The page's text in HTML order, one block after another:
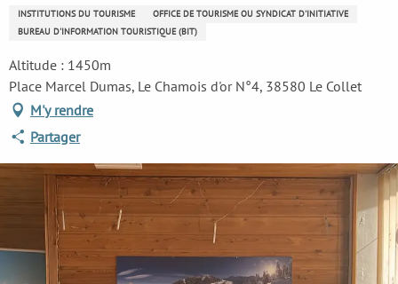
INSTITUTIONS DU TOURISME
OFFICE DE TOURISME OU SYNDICAT D'INITIATIVE
BUREAU D'INFORMATION TOURISTIQUE (BIT)
Altitude : 1450m
Place Marcel Dumas, Le Chamois d'or N°4, 38580 Le Collet
M'y rendre
Partager